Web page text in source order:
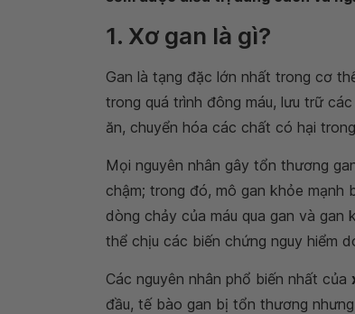
1. Xơ gan là gì?
Gan là tạng đặc lớn nhất trong cơ
trong quá trình đông máu, lưu trữ
ăn, chuyển hóa các chất có hại
Mọi nguyên nhân gây tổn thương
chậm; trong đó, mô gan khỏe
dòng chảy của máu qua gan và
thể chịu các biến chứng nguy hiểm
Các nguyên nhân phổ biến nhất của
đầu, tế bào gan bị tổn thương